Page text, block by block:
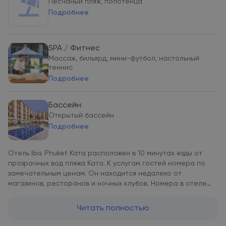
Песчаный пляж, полотенца
Подробнее
SPA / Фитнес
Массаж, бильярд, мини-футбол, настольный
теннис
Подробнее
Бассейн
Открытый бассейн
Подробнее
Отель Ibis Phuket Ката расположен в 10 минутах езды от
прозрачных вод пляжа Ката. К услугам гостей номера по
замечательным ценам. Он находится недалеко от
магазинов, ресторанов и ночных клубов. Номера в отеле
просторных уютных номерах предоставляется
Читать полностью